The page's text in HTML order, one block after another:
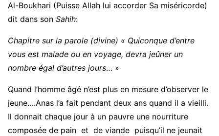
Al-Boukhari (Puisse Allah lui accorder Sa miséricorde)
dit dans son Sahih:
Chapitre sur la parole (divine) « Quiconque d’entre
vous est malade ou en voyage, devra jeûner un
nombre égal d’autres jours… »
Quand l’homme âgé n’est plus en mesure d’observer le
jeune….Anas l’a fait pendant deux ans quand il a vieilli.
Il donnait chaque jour à un pauvre une nourriture
composée de pain et de viande puisqu’il ne jeunait